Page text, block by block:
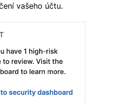
vašeho účtu.